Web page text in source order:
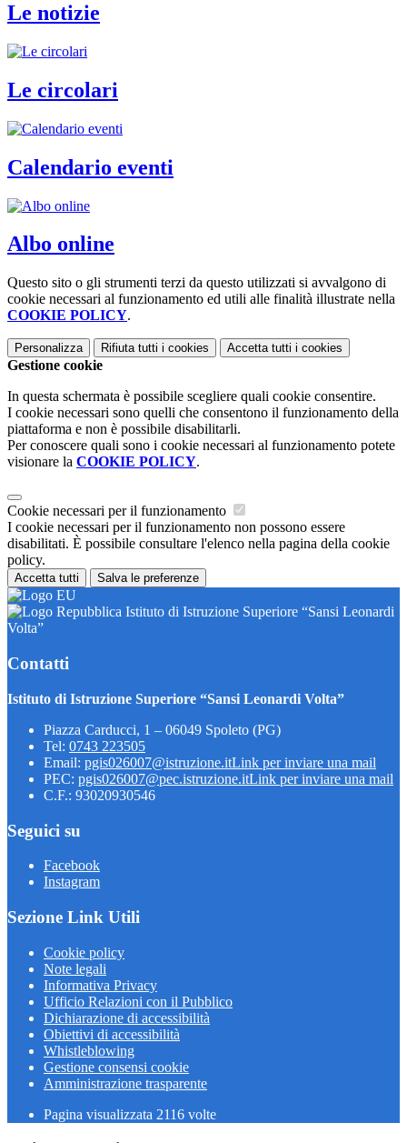
Le notizie
Le circolari
Calendario eventi
Albo online
Questo sito o gli strumenti terzi da questo utilizzati si avvalgono di
cookie necessari al funzionamento ed utili alle finalità illustrate nella
COOKIE POLICY.
Personalizza Rifiuta tutti i cookies Accetta tutti i cookies
Gestione cookie
In questa schermata è possibile scegliere quali cookie consentire.
I cookie necessari sono quelli che consentono il funzionamento della
piattaforma e non è possibile disabilitarli.
Per conoscere quali sono i cookie necessari al funzionamento potete
visionare la COOKIE POLICY.
Cookie necessari per il funzionamento
I cookie necessari per il funzionamento non possono essere
disabilitati. È possibile consultare l'elenco nella pagina della cookie
policy.
Accetta tutti Salva le preferenze
Istituto di Istruzione Superiore “Sansi Leonardi
Volta”
Contatti
Istituto di Istruzione Superiore “Sansi Leonardi Volta”
Piazza Carducci, 1 – 06049 Spoleto (PG)
Tel: 0743 223505
Email: pgis026007@istruzione.itLink per inviare una mail
PEC: pgis026007@pec.istruzione.itLink per inviare una mail
C.F.: 93020930546
Seguici su
Facebook
Instagram
Sezione Link Utili
Cookie policy
Note legali
Informativa Privacy
Ufficio Relazioni con il Pubblico
Dichiarazione di accessibilità
Obiettivi di accessibilità
Whistleblowing
Gestione consensi cookie
Amministrazione trasparente
Pagina visualizzata 2116 volte